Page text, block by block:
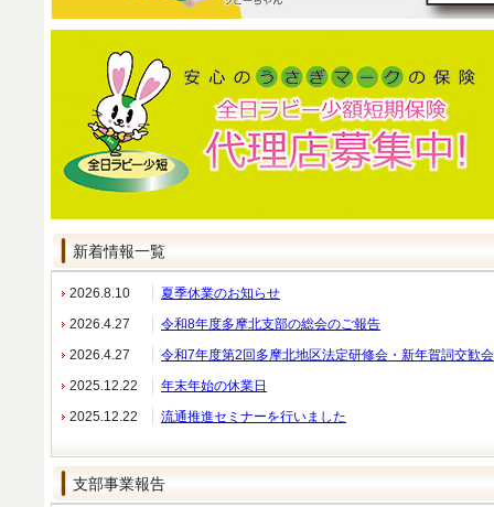
新着情報一覧
2026.8.10
夏季休業のお知らせ
2026.4.27
令和8年度多摩北支部の総会のご報告
2026.4.27
令和7年度第2回多摩北地区法定研修会・新年賀詞交歓
2025.12.22
年末年始の休業日
2025.12.22
流通推進セミナーを行いました
支部事業報告